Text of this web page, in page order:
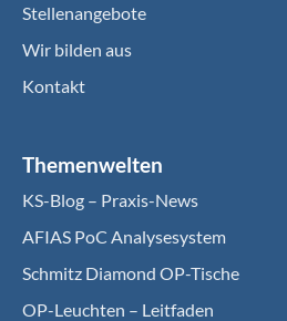
Stellenangebote
Wir bilden aus
Kontakt
Themenwelten
KS-Blog – Praxis-News
AFIAS PoC Analysesystem
Schmitz Diamond OP-Tische
OP-Leuchten – Leitfaden